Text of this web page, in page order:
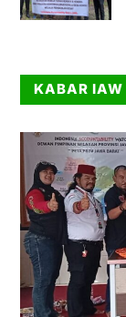
KABAR IAW